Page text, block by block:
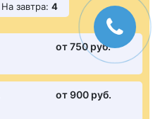
На завтра: 4
от 750 pуб.
от 900 pуб.